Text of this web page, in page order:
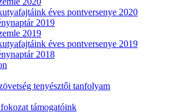
éves pontversenye 2020
2019
2019
éves pontversenye 2019
2018
tenyésztői tanfolyam
támogatóink